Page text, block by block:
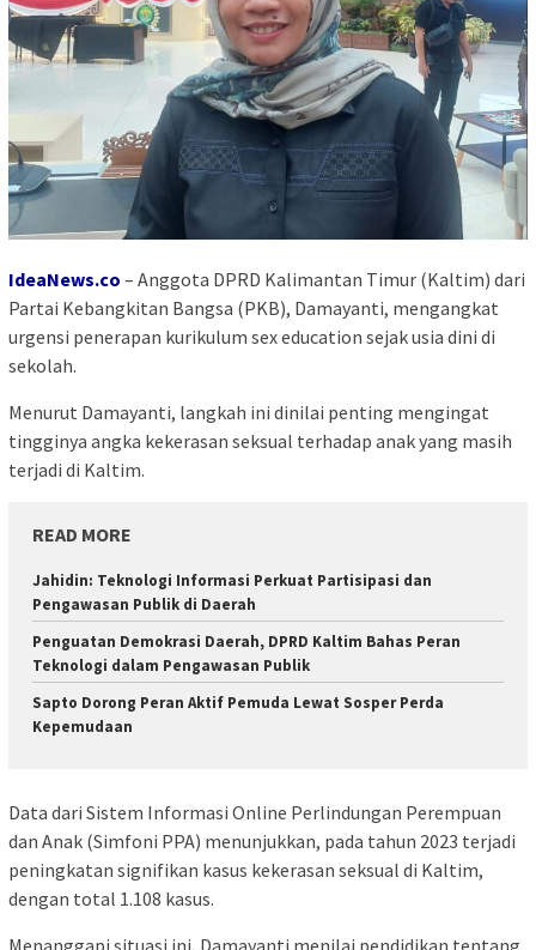
IdeaNews.co – Anggota DPRD Kalimantan Timur (Kaltim) dari
Partai Kebangkitan Bangsa (PKB), Damayanti, mengangkat
urgensi penerapan kurikulum sex education sejak usia dini di
sekolah.
Menurut Damayanti, langkah ini dinilai penting mengingat
tingginya angka kekerasan seksual terhadap anak yang masih
terjadi di Kaltim.
READ MORE
Jahidin: Teknologi Informasi Perkuat Partisipasi dan
Pengawasan Publik di Daerah
Penguatan Demokrasi Daerah, DPRD Kaltim Bahas Peran
Teknologi dalam Pengawasan Publik
Sapto Dorong Peran Aktif Pemuda Lewat Sosper Perda
Kepemudaan
Data dari Sistem Informasi Online Perlindungan Perempuan
dan Anak (Simfoni PPA) menunjukkan, pada tahun 2023 terjadi
peningkatan signifikan kasus kekerasan seksual di Kaltim,
dengan total 1.108 kasus.
Menanggapi situasi ini, Damayanti menilai pendidikan tentang